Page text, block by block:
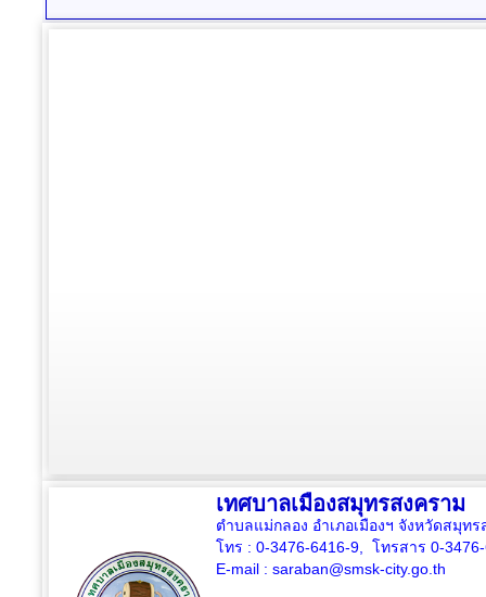
เทศบาลเมืองสมุทรสงคราม
ตำบลแม่กลอง อำเภอเมืองฯ จังหวัดสมุท
โทร : 0-3476-6416-9, โทรสาร 0-
E-mail : saraban@smsk-city.go.th